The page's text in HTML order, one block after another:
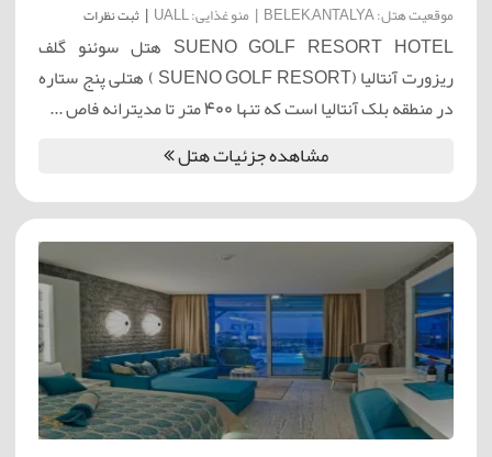
موقعیت هتل: BELEK,ANTALYA | منو غذایی: UALL | ثبت نظرات
SUENO GOLF RESORT HOTEL هتل سوئنو گلف
ریزورت آنتالیا (SUENO GOLF RESORT ) هتلی پنج ستاره
در منطقه بلک آنتالیا است که تنها 400 متر تا مدیترانه فاص ...
مشاهده جزئیات هتل